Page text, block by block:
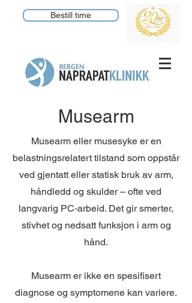
Bestill time
Musearm
Musearm eller musesyke er en
belastningsrelatert tilstand som oppstår
ved gjentatt eller statisk bruk av arm,
håndledd og skulder – ofte ved
langvarig PC‑arbeid. Det gir smerter,
stivhet og nedsatt funksjon i arm og
hånd.
Musearm er ikke en spesifisert
diagnose og symptomene kan variere.